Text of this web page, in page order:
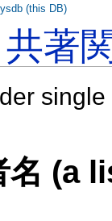
共著
名 (a
(this DB)